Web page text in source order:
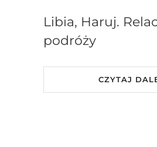
Libia, Haruj.
podróży
CZYTAJ